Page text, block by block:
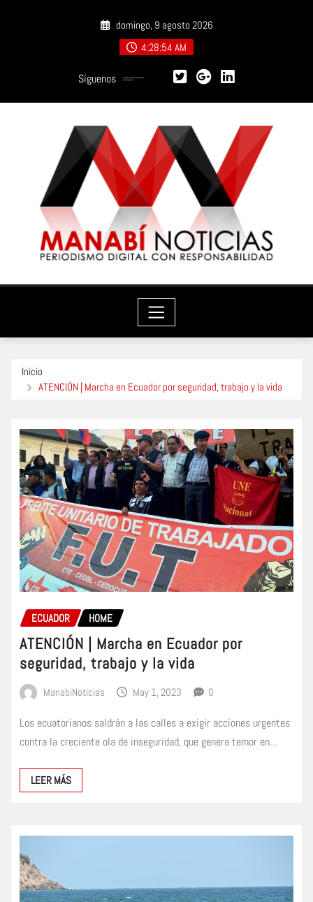
domingo, 9 agosto 2026
4:28:55 AM
Síguenos
Inicio
ATENCIÓN | Marcha en Ecuador por seguridad, trabajo y la vida
ECUADOR HOME
ATENCIÓN | Marcha en Ecuador por
seguridad, trabajo y la vida
ManabiNoticias May 1, 2023 0
Los ecuatorianos saldrán a las calles a exigir acciones urgentes
contra la creciente ola de inseguridad, que genera temor en…
LEER MÁS